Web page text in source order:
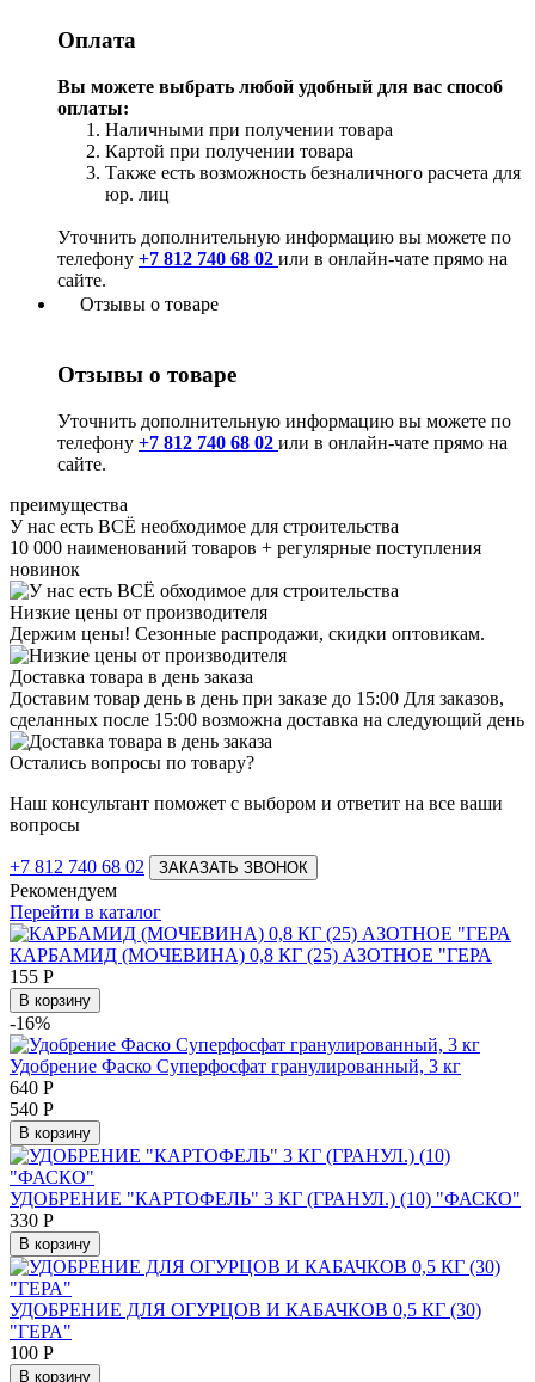
Оплата
Вы можете выбрать любой удобный для вас способ
оплаты:
Наличными при получении товара
Картой при получении товара
Также есть возможность безналичного расчета для
юр. лиц
Уточнить дополнительную информацию вы можете по
телефону +7 812 740 68 02 или в онлайн-чате прямо на
сайте.
Отзывы о товаре
Отзывы о товаре
Уточнить дополнительную информацию вы можете по
телефону +7 812 740 68 02 или в онлайн-чате прямо на
сайте.
преимущества
У нас есть ВСЁ необходимое для строительства
10 000 наименований товаров + регулярные поступления
новинок
Низкие цены от производителя
Держим цены! Сезонные распродажи, скидки оптовикам.
Доставка товара в день заказа
Доставим товар день в день при заказе до 15:00 Для заказов,
сделанных после 15:00 возможна доставка на следующий день
Остались вопросы по товару?
Наш консультант поможет с выбором и ответит на все ваши
вопросы
+7 812 740 68 02 ЗАКАЗАТЬ ЗВОНОК
Рекомендуем
Перейти в каталог
КАРБАМИД (МОЧЕВИНА) 0,8 КГ (25) АЗОТНОЕ "ГЕРА
155 Р
В корзину
-16%
Удобрение Фаско Суперфосфат гранулированный, 3 кг
640 Р
540 Р
В корзину
УДОБРЕНИЕ "КАРТОФЕЛЬ" 3 КГ (ГРАНУЛ.) (10) "ФАСКО"
330 Р
В корзину
УДОБРЕНИЕ ДЛЯ ОГУРЦОВ И КАБАЧКОВ 0,5 КГ (30)
"ГЕРА"
100 Р
В корзину